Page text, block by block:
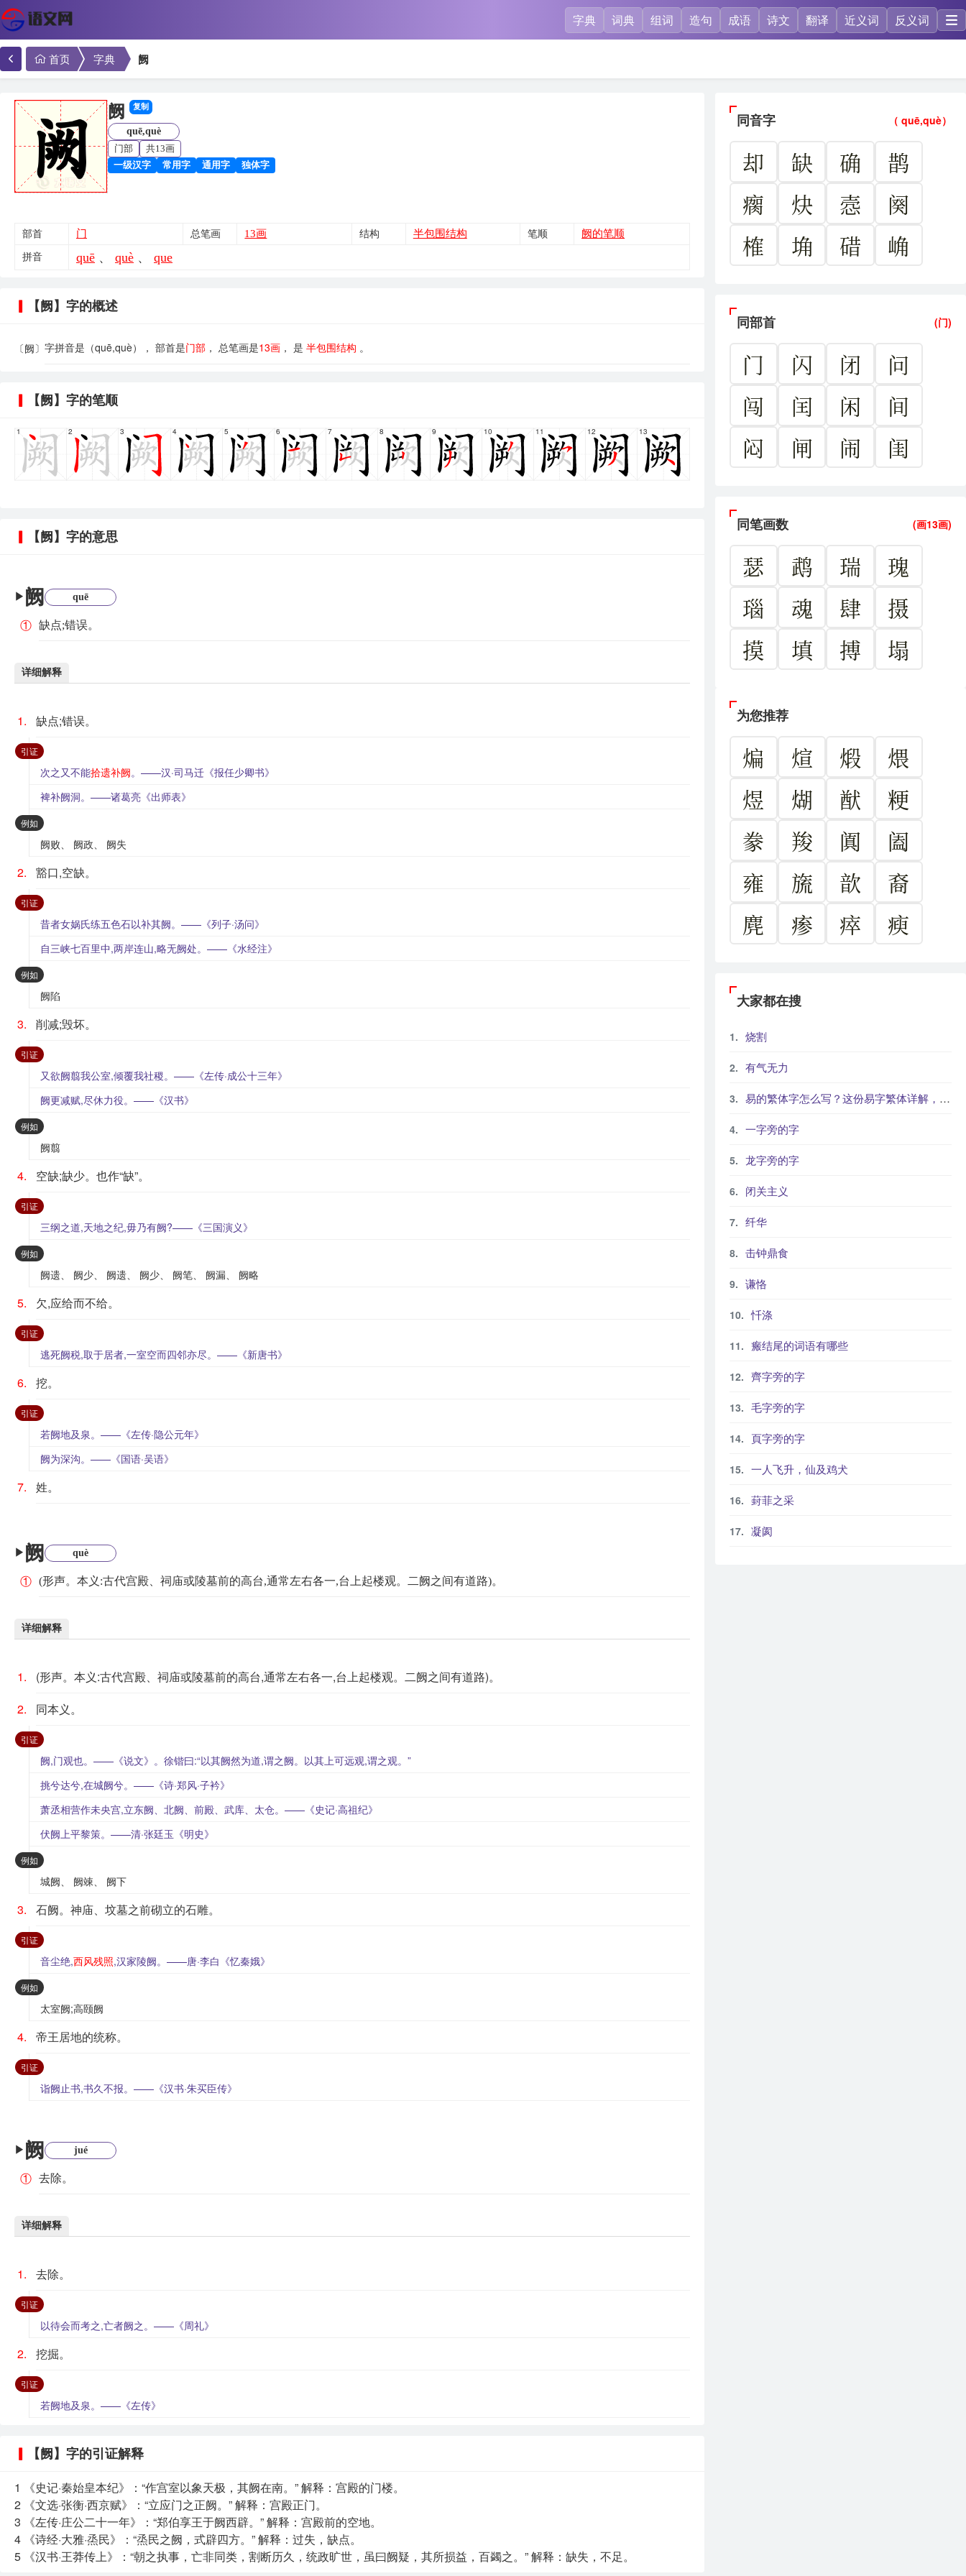
字典 词典 组词 造句 成语 诗文 翻译 近义词 反义词
首页 字典 阙
同音字 （ quē,què）
却 缺 确
鹊
瘸
炔 悫
阕
榷
埆 碏 崅
同部首 (门)
门 闪 闭
问
闯
闰 闲
间
闷
闸 闹 闺
同笔画数 (画13画)
瑟 鹉 瑞
瑰
瑙
魂 肆
摄
摸
填 搏 塌
阙 复制
quē,què
门部
共13画
一级汉字
常用字 通用字 独体字
部首 门 总笔画 13画 结构 半包围结构 笔顺 阙的笔顺
拼音 quē 、 què 、 que
【阙】字的概述
〔阙〕 字拼音是（quē,què）， 部首是门部 ， 总笔画是13画 ， 是 半包围结构 。
【阙】字的笔顺
1 2 3 4 5 6 7 8 9 10 11 12 13
【阙】字的意思
▶ 阙 quē
① 缺点;错误。
详细解释
1. 缺点;错误。
引证：
次之又不能拾遗补阙。——汉·司马迁《报任少卿书》
裨补阙洞。——诸葛亮《出师表》
例如 ：
阙败、 阙政、 阙失
2. 豁口,空缺。
引证：
昔者女娲氏练五色石以补其阙。——《列子·汤问》
自三峡七百里中,两岸连山,略无阙处。——《水经注》
例如 ：
阙陷
3. 削减;毁坏。
引证：
又欲阙翦我公室,倾覆我社稷。——《左传·成公十三年》
阙更减赋,尽休力役。——《汉书》
例如 ：
阙翦
4. 空缺;缺少。也作“缺”。
引证：
三纲之道,天地之纪,毋乃有阙?——《三国演义》
例如 ：
阙遗、 阙少、 阙遗、 阙少、 阙笔、 阙漏、 阙略
5. 欠,应给而不给。
引证：
逃死阙税,取于居者,一室空而四邻亦尽。——《新唐书》
6. 挖。
引证：
若阙地及泉。——《左传·隐公元年》
阙为深沟。——《国语·吴语》
7. 姓。
▶ 阙 què
① (形声。本义:古代宫殿、祠庙或陵墓前的高台,通常左右各一,台上起楼观。二阙之间有道路)。
详细解释
1.
(形声。本义:古代宫殿、祠庙或陵墓前的高台,通常左右各一,台上起楼观。二阙之间有道路)。
2.
同本义。
引证：
阙,门观也。——《说文》。徐锴曰:“以其阙然为道,谓之阙。以其上可远观,谓之观。”
挑兮达兮,在城阙兮。——《诗·郑风·子衿》
萧丞相营作未央宫,立东阙、北阙、前殿、武库、太仓。——《史记·高祖纪》
伏阙上平黎策。——清·张廷玉《明史》
例如 ：
城阙、 阙竦、 阙下
3. 石阙。神庙、坟墓之前砌立的石雕。
引证：
音尘绝,西风残照,汉家陵阙。——唐·李白《忆秦娥》
例如 ：
太室阙;高颐阙
4. 帝王居地的统称。
引证：
诣阙止书,书久不报。——《汉书·朱买臣传》
▶ 阙 jué
① 去除。
详细解释
1. 去除。
引证：
以待会而考之,亡者阙之。——《周礼》
2. 挖掘。
引证：
若阙地及泉。——《左传》
【阙】字的引证解释
1
《史记·秦始皇本纪》：“作宫室以象天极，其阙在南。” 解释：宫殿的门楼。
2 《文选·张衡·西京赋》：“立应门之正阙。” 解释：宫殿正门。
3 《左传·庄公二十一年》：“郑伯享王于阙西辟。” 解释：宫殿前的空地。
4 《诗经·大雅·烝民》：“烝民之阙，式辟四方。” 解释：过失，缺点。
5 《汉书·王莽传上》：“朝之执事，亡非同类，割断历久，统政旷世，虽曰阙疑，其所损益，百蠲之。” 解释：缺失，不足。
为您推荐
煸 煊 煅
煨
煜
煳 猷
粳
豢
羧 阗
阖
雍
旒 歆
裔
麂
瘆 瘁 瘐
大家都在搜
烧割
有气无力
易的繁体字怎么写？这份易字繁体详解，助你正确书写汉字_汉字繁体学习
一字旁的字
龙字旁的字
闭关主义
纤华
击钟鼎食
谦恪
忏涤
瘢结尾的词语有哪些
齊字旁的字
毛字旁的字
頁字旁的字
一人飞升，仙及鸡犬
葑菲之采
凝阂